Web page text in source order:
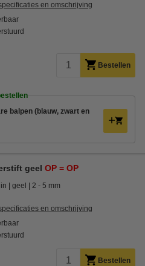
en omschrijving
Bestellen
balpen (blauw, zwart en
geel OP = OP
geel 2 - 5 mm
en omschrijving
Bestellen